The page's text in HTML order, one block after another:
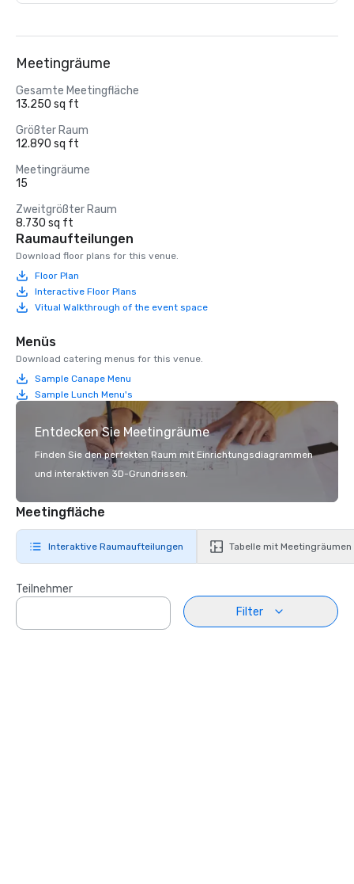
Meetingräume
Gesamte Meetingfläche
13.250 sq ft
Größter Raum
12.890 sq ft
Meetingräume
15
Zweitgrößter Raum
8.730 sq ft
Raumaufteilungen
Download floor plans for this venue.
Floor Plan
Interactive Floor Plans
Vitual Walkthrough of the event space
Menüs
Download catering menus for this venue.
Sample Canape Menu
Sample Lunch Menu's
Entdecken Sie Meetingräume
Finden Sie den perfekten Raum mit Einrichtungsdiagrammen
und interaktiven 3D-Grundrissen.
Meetingfläche
Interaktive Raumaufteilungen Tabelle mit Meetingräumen
Teilnehmer
Filter